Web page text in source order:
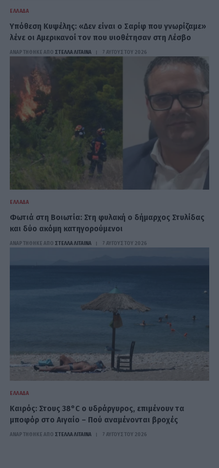
ΕΛΛΆΔΑ
Υπόθεση Κυψέλης: «Δεν είναι ο Σαρίφ που γνωρίζαμε»
λένε οι Αμερικανοί τον που υιοθέτησαν στη Λέσβο
ΑΝΑΡΤΗΘΗΚΕ ΑΠΟ ΣΤΈΛΛΑ ΛΊΤΑΙΝΑ 7 ΑΥΓΟΎΣΤΟΥ 2026
ΕΛΛΆΔΑ
Φωτιά στη Βοιωτία: Στη φυλακή ο δήμαρχος Στυλίδας
και δύο ακόμη κατηγορούμενοι
ΑΝΑΡΤΗΘΗΚΕ ΑΠΟ ΣΤΈΛΛΑ ΛΊΤΑΙΝΑ 7 ΑΥΓΟΎΣΤΟΥ 2026
ΕΛΛΆΔΑ
Καιρός: Στους 38°C ο υδράργυρος, επιμένουν τα
μποφόρ στο Αιγαίο – Πού αναμένονται βροχές
ΑΝΑΡΤΗΘΗΚΕ ΑΠΟ ΣΤΈΛΛΑ ΛΊΤΑΙΝΑ 7 ΑΥΓΟΎΣΤΟΥ 2026